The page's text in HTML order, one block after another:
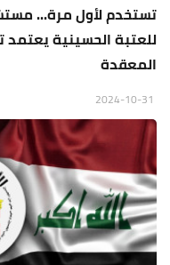
تستخدم لأول مرة...
للعتبة الحسينية
المعقدة